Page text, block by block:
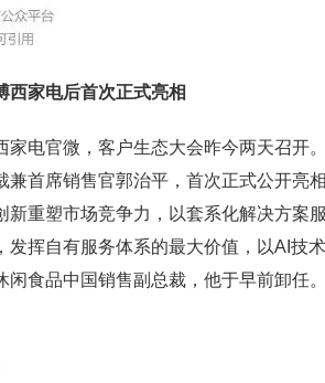
西家电后首次正式亮相
家电官微，客户生态大会昨今两天召开
兼首席销售官郭治平，首次正式公开亮
新重塑市场竞争力，以套系化解决方案
发挥自有服务体系的最大价值，以AI技
闲食品中国销售副总裁，他于早前卸任